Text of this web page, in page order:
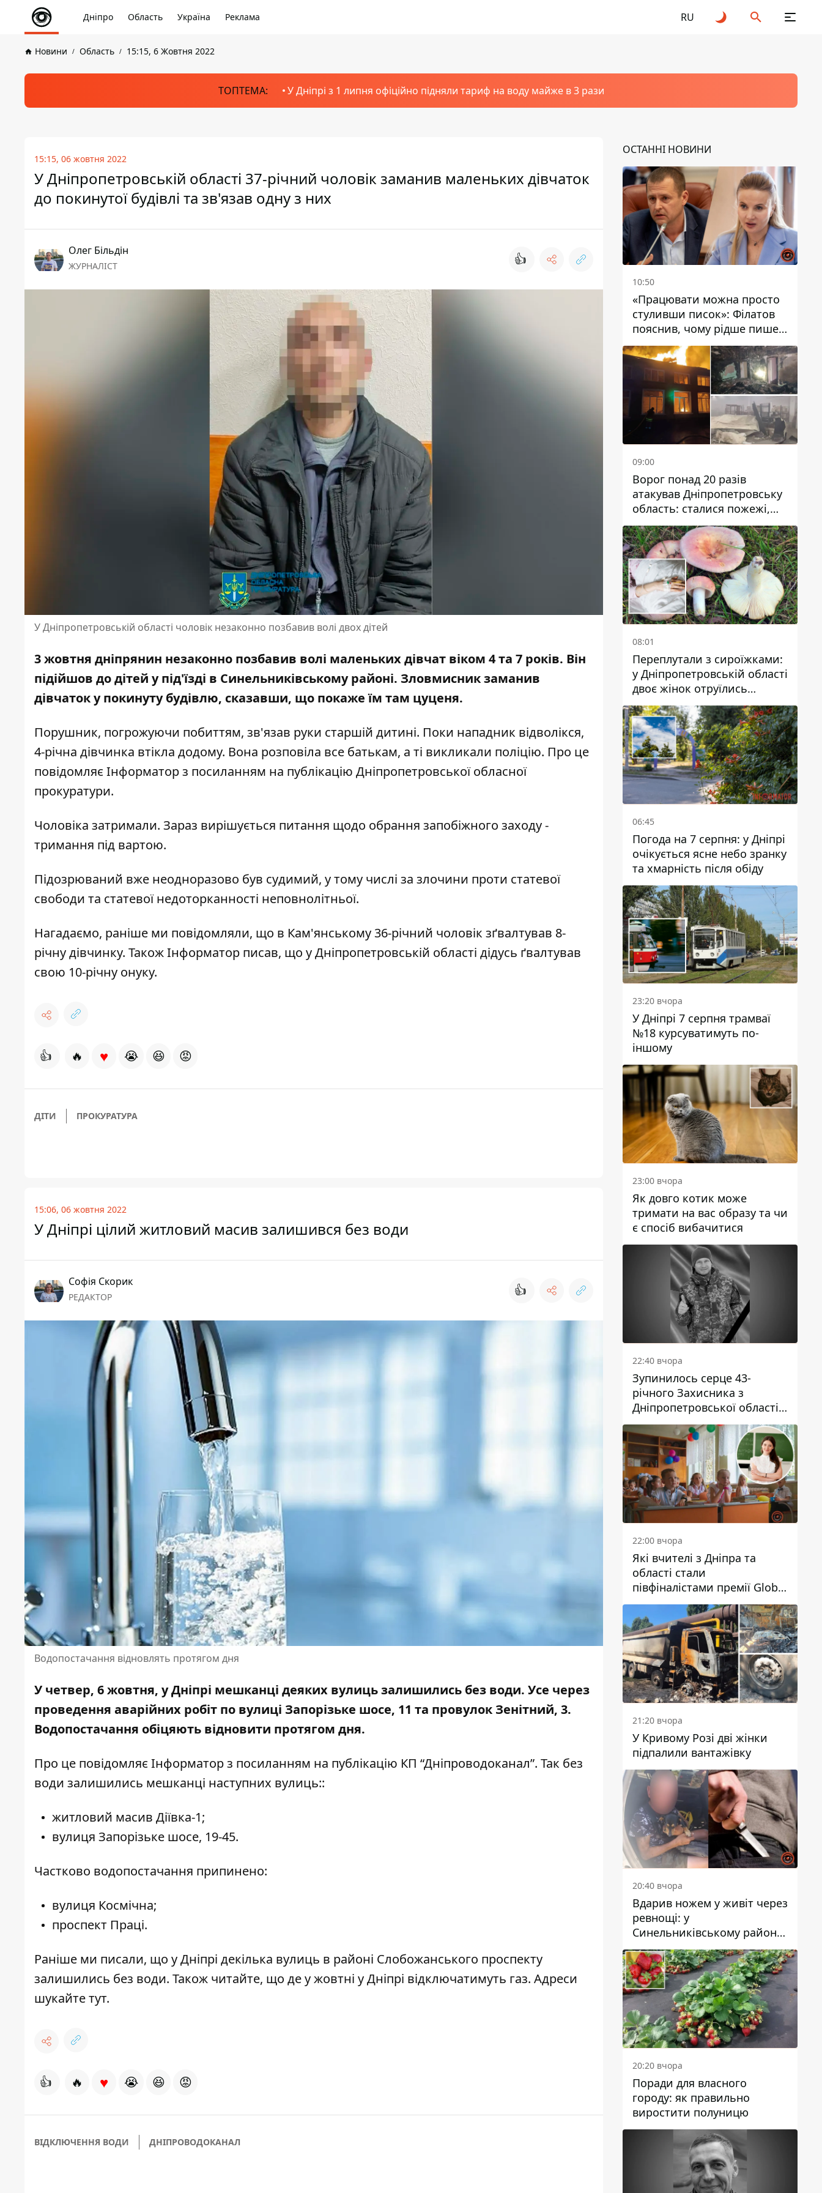
Дніпро Область Україна Реклама RU
Новини Область 15:15, 6 Жовтня 2022
ТОПТЕМА: У Дніпрі з 1 липня офіційно підняли тариф на воду майже в 3 рази
15:15, 06 жовтня 2022
У Дніпропетровській області 37-річний чоловік заманив маленьких дівчаток
до покинутої будівлі та зв'язав одну з них
Олег Більдін
ЖУРНАЛІСТ 👍
У Дніпропетровській області чоловік незаконно позбавив волі двох дітей
3 жовтня дніпрянин незаконно позбавив волі маленьких дівчат віком 4 та 7 років. Він
підійшов до дітей у під'їзді в Синельниківському районі. Зловмисник заманив
дівчаток у покинуту будівлю, сказавши, що покаже їм там цуценя.
Порушник, погрожуючи побиттям, зв'язав руки старшій дитині. Поки нападник відволікся,
4-річна дівчинка втікла додому. Вона розповіла все батькам, а ті викликали поліцію. Про це
повідомляє Інформатор з посиланням на публікацію Дніпропетровської обласної
прокуратури.
Чоловіка затримали. Зараз вирішується питання щодо обрання запобіжного заходу -
тримання під вартою.
Підозрюваний вже неодноразово був судимий, у тому числі за злочини проти статевої
свободи та статевої недоторканності неповнолітньої.
Нагадаємо, раніше ми повідомляли, що в Кам'янському 36-річний чоловік зґвалтував 8-
річну дівчинку. Також Інформатор писав, що у Дніпропетровській області дідусь ґвалтував
свою 10-річну онуку.
👍 🔥 ♥ 😭 😆 😡
ДІТИ ПРОКУРАТУРА
15:06, 06 жовтня 2022
У Дніпрі цілий житловий масив залишився без води
Софія Скорик
РЕДАКТОР 👍
Водопостачання відновлять протягом дня
У четвер, 6 жовтня, у Дніпрі мешканці деяких вулиць залишились без води. Усе через
проведення аварійних робіт по вулиці Запорізьке шосе, 11 та провулок Зенітний, 3.
Водопостачання обіцяють відновити протягом дня.
Про це повідомляє Інформатор з посиланням на публікацію КП “Дніпроводоканал”. Так без
води залишились мешканці наступних вулиць::
житловий масив Діївка-1;
вулиця Запорізьке шосе, 19-45.
Частково водопостачання припинено:
вулиця Космічна;
проспект Праці.
Раніше ми писали, що у Дніпрі декілька вулиць в районі Слобожанського проспекту
залишились без води. Також читайте, що де у жовтні у Дніпрі відключатимуть газ. Адреси
шукайтетут.
👍 🔥 ♥ 😭 😆 😡
ВІДКЛЮЧЕННЯ ВОДИ ДНІПРОВОДОКАНАЛ
ОСТАННІ НОВИНИ
10:50
«Працювати можна просто
стуливши писок»: Філатов
пояснив, чому рідше пише у
соцмережах та
розкритикував медійність
чиновників
09:00
Ворог понад 20 разів
атакував Дніпропетровську
область: сталися пожежі,
постраждали будинки,
інфраструктура та авто
08:01
Переплутали з сироїжками:
у Дніпропетровській області
двоє жінок отруїлись
грибами
06:45
Погода на 7 серпня: у Дніпрі
очікується ясне небо зранку
та хмарність після обіду
23:20 вчора
У Дніпрі 7 серпня трамваї
№18 курсуватимуть по-
іншому
23:00 вчора
Як довго котик може
тримати на вас образу та чи
є спосіб вибачитися
22:40 вчора
Зупинилось серце 43-
річного Захисника з
Дніпропетровської області
Євгена Зінченка
22:00 вчора
Які вчителі з Дніпра та
області стали
півфіналістами премії Global
Teacher Prize Ukraine 2026
21:20 вчора
У Кривому Розі дві жінки
підпалили вантажівку
20:40 вчора
Вдарив ножем у живіт через
ревнощі: у
Синельниківському районі
затримали 49-річного
чоловіка за вбивство
20:20 вчора
Поради для власного
городу: як правильно
виростити полуницю